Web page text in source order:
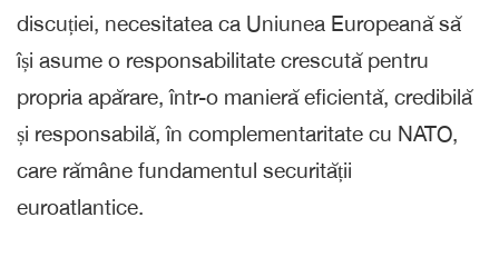
discuției, necesitatea ca Uniunea Europeană să
își asume o responsabilitate crescută pentru
propria apărare, într-o manieră eficientă, credibilă
și responsabilă, în complementaritate cu NATO,
care rămâne fundamentul securității
euroatlantice.